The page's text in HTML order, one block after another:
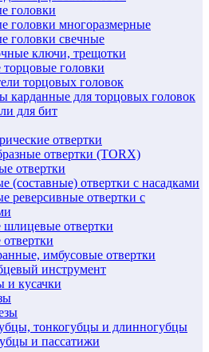
головки
головки многоразмерные
головки свечные
ключи, трещотки
головки
торцовых головок
карданные для торцовых головок
для бит
отвертки
отвертки (TORX)
отвертки
(составные) отвертки с насадками
реверсивные отвертки с
шлицевые отвертки
имбусовые отвертки
инструмент
и кусачки
тонкогубцы и длинногубцы
и пассатижи